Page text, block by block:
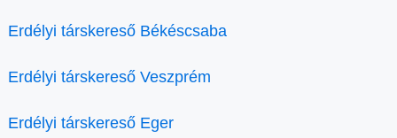
Erdélyi társkereső Békéscsaba
Erdélyi társkereső Veszprém
Erdélyi társkereső Eger